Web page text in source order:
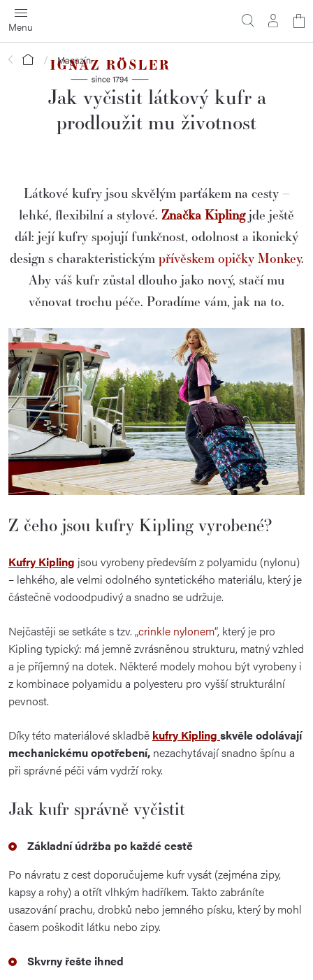
Přejít
na
obsah
Domů Magazín
Jak vyčistit látkový kufr a
prodloužit mu životnost
Látkové kufry jsou skvělým parťákem na cesty –
lehké, flexibilní a stylové. Značka Kiplingjde ještě
dál: její kufry spojují funkčnost, odolnost a ikonický
design s charakteristickým přívěskem opičky Monkey.
Aby váš kufr zůstal dlouho jako nový, stačí mu
věnovat trochu péče. Poradíme vám, jak na to.
Z čeho jsou kufry Kipling vyrobené?
Kufry Kipling jsou vyrobeny především z polyamidu (nylonu)
– lehkého, ale velmi odolného syntetického materiálu, který je
částečně vodoodpudivý a snadno se udržuje.
Nejčastěji se setkáte s tzv. „crinkle nylonem“, který je pro
Kipling typický: má jemně zvrásněnou strukturu, matný vzhled
a je příjemný na dotek. Některé modely mohou být vyrobeny i
z kombinace polyamidu a polyesteru pro vyšší strukturální
pevnost.
Díky této materiálové skladbě kufry Kipling skvěle odolávají
mechanickému opotřebení, nezachytávají snadno špínu a
při správné péči vám vydrží roky.
Jak kufr správně vyčistit
Základní údržba po každé cestě
Po návratu z cest doporučujeme kufr vysát (zejména zipy,
kapsy a rohy) a otřít vlhkým hadříkem. Takto zabráníte
usazování prachu, drobků nebo jemného písku, který by mohl
časem poškodit látku nebo zipy.
Skvrny řešte ihned